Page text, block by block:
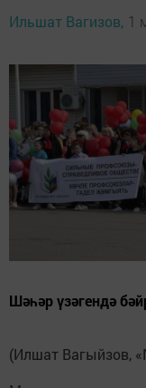
Ильшат Вагизов, 1
Шәһәр үзәгендә
(Илшат Вагыйзов,